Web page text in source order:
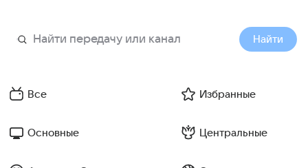
Найти
Все Избранные
Основные Центральные